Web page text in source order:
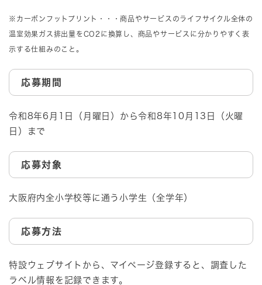
※カーボンフットプリント・・・商品やサービスのライフサイクル全体の
温室効果ガス排出量をCO2に換算し、商品やサービスに分かりやすく表
示する仕組みのこと。
応募期間​
令和8年6月1日（月曜日）から令和8年10月13日（火曜
日）まで
応募対象
大阪府内全小学校等に通う小学生（全学年）
応募方法
特設ウェブサイトから、マイページ登録すると、調査した
ラベル情報を記録できます。